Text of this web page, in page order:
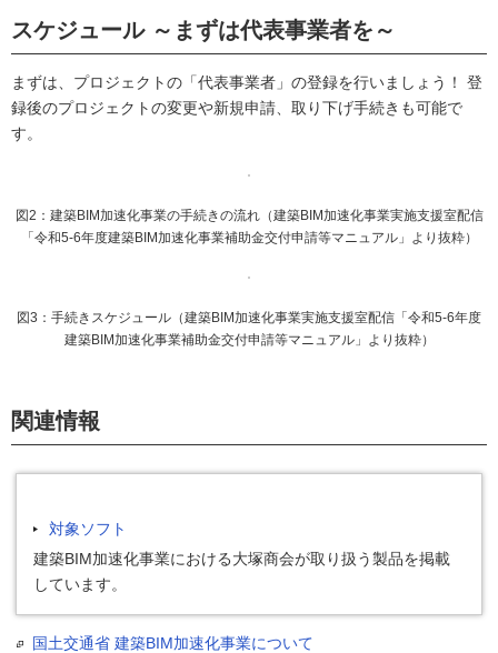
スケジュール ～まずは代表事業者を～
まずは、プロジェクトの「代表事業者」の登録を行いましょう！ 登
録後のプロジェクトの変更や新規申請、取り下げ手続きも可能で
す。
図2：建築BIM加速化事業の手続きの流れ（建築BIM加速化事業実施支援室配信
「令和5-6年度建築BIM加速化事業補助金交付申請等マニュアル」より抜粋）
図3：手続きスケジュール（建築BIM加速化事業実施支援室配信「令和5-6年度
建築BIM加速化事業補助金交付申請等マニュアル」より抜粋）
関連情報
対象ソフト
建築BIM加速化事業における大塚商会が取り扱う製品を掲載
しています。
国土交通省 建築BIM加速化事業について